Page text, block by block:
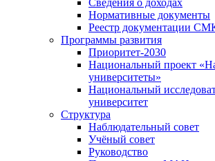
Сведения о доходах
Нормативные документы
Реестр документации
Программы развития
Приоритет-2030
Национальный проект
университеты»
Национальный
университет
Структура
Наблюдательный совет
Учёный совет
Руководство